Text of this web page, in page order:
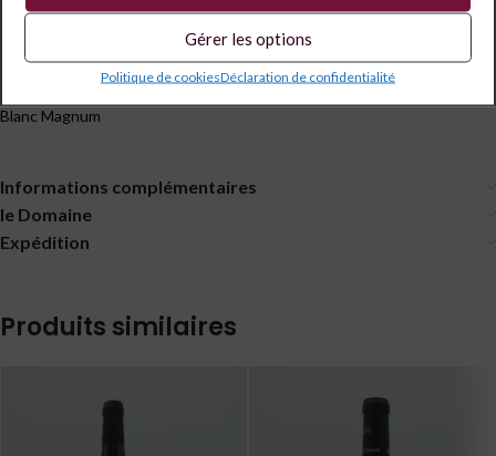
Gérer les options
Politique de cookiesDéclaration de confidentialité
Description
Blanc Magnum
Informations complémentaires
le Domaine
Expédition
Produits similaires